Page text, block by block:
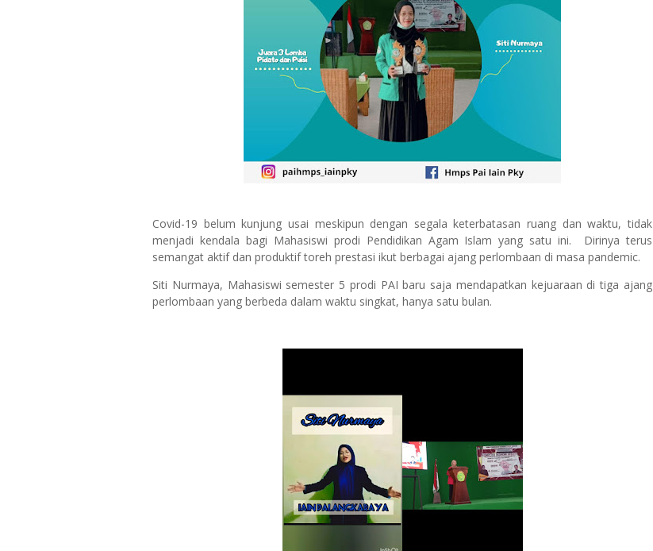
Covid-19 belum kunjung usai meskipun dengan segala keterbatasan ruang dan waktu, tidak
menjadi kendala bagi Mahasiswi prodi Pendidikan Agam Islam yang satu ini. Dirinya terus
semangat aktif dan produktif toreh prestasi ikut berbagai ajang perlombaan di masa pandemic.
Siti Nurmaya, Mahasiswi semester 5 prodi PAI baru saja mendapatkan kejuaraan di tiga ajang
perlombaan yang berbeda dalam waktu singkat, hanya satu bulan.